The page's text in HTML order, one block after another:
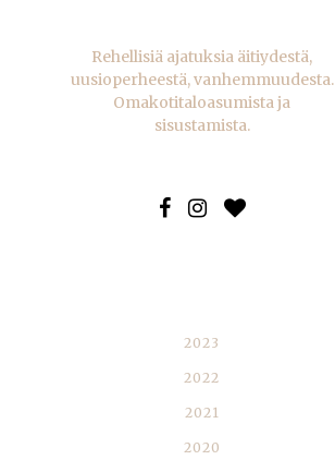
Rehellisiä ajatuksia äitiydestä,
uusioperheestä, vanhemmuudesta.
Omakotitaloasumista ja
sisustamista.
2023
2022
2021
2020